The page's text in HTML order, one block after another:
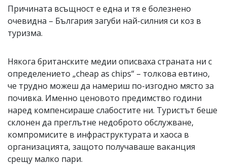
Причината всъщност е една и тя е болезнено
очевидна – България загуби най-силния си коз в
туризма.
Някога британските медии описваха страната ни с
определението „cheap as chips“ – толкова евтино,
че трудно можеш да намериш по-изгодно място за
почивка. Именно ценовото предимство години
наред компенсираше слабостите ни. Туристът беше
склонен да преглътне недоброто обслужване,
компромисите в инфраструктурата и хаоса в
организацията, защото получаваше ваканция
срещу малко пари.